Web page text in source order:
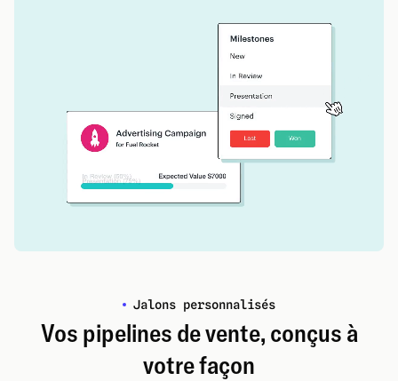
Jalons personnalisés
Vos pipelines de vente, conçus à
votre façon